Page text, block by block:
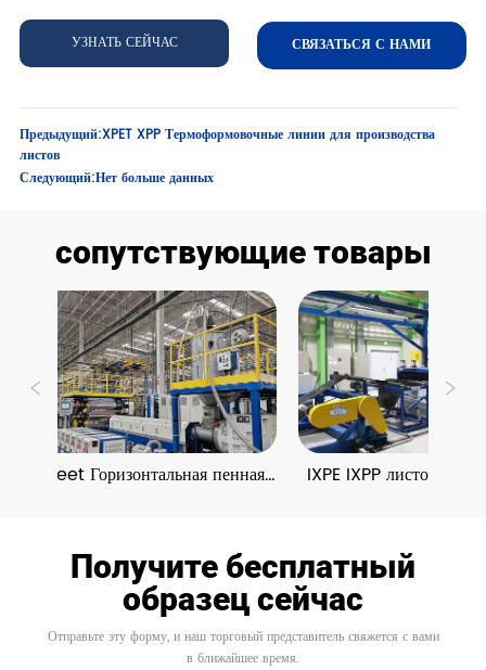
УЗНАТЬ СЕЙЧАС СВЯЗАТЬСЯ С НАМИ
Предыдущий:XPET XPP Термоформовочные линии для производства
листов
Следующий:Нет больше данных
сопутствующие товары
Sheet Горизонтальная пенная IXPE IXPP листовой
Получите бесплатный
образец сейчас
Отправьте эту форму, и наш торговый представитель свяжется с вами
в ближайшее время.